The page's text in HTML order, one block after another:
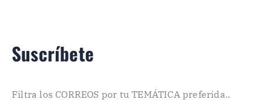
Suscríbete
Filtra los CORREOS por tu TEMÁTICA preferida..